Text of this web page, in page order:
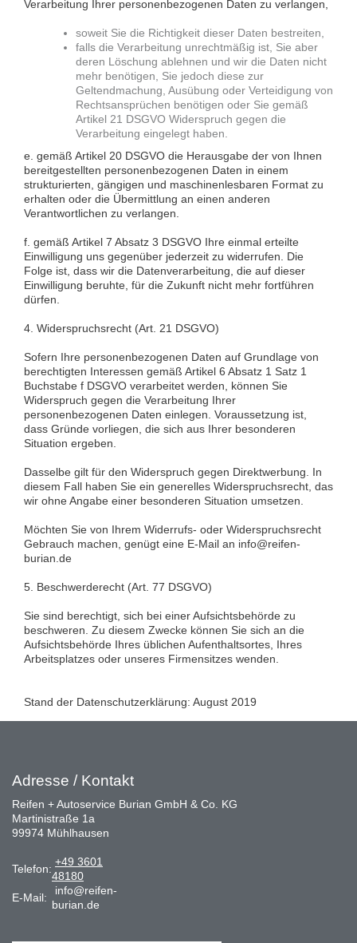
Verarbeitung Ihrer personenbezogenen Daten zu verlangen,
soweit Sie die Richtigkeit dieser Daten bestreiten,
falls die Verarbeitung unrechtmäßig ist, Sie aber
deren Löschung ablehnen und wir die Daten nicht
mehr benötigen, Sie jedoch diese zur
Geltendmachung, Ausübung oder Verteidigung von
Rechtsansprüchen benötigen oder Sie gemäß
Artikel 21 DSGVO Widerspruch gegen die
Verarbeitung eingelegt haben.
e. gemäß Artikel 20 DSGVO die Herausgabe der von Ihnen
bereitgestellten personenbezogenen Daten in einem
strukturierten, gängigen und maschinenlesbaren Format zu
erhalten oder die Übermittlung an einen anderen
Verantwortlichen zu verlangen.
f. gemäß Artikel 7 Absatz 3 DSGVO Ihre einmal erteilte
Einwilligung uns gegenüber jederzeit zu widerrufen. Die
Folge ist, dass wir die Datenverarbeitung, die auf dieser
Einwilligung beruhte, für die Zukunft nicht mehr fortführen
dürfen.
4. Widerspruchsrecht (Art. 21 DSGVO)
Sofern Ihre personenbezogenen Daten auf Grundlage von
berechtigten Interessen gemäß Artikel 6 Absatz 1 Satz 1
Buchstabe f DSGVO verarbeitet werden, können Sie
Widerspruch gegen die Verarbeitung Ihrer
personenbezogenen Daten einlegen. Voraussetzung ist,
dass Gründe vorliegen, die sich aus Ihrer besonderen
Situation ergeben.
Dasselbe gilt für den Widerspruch gegen Direktwerbung. In
diesem Fall haben Sie ein generelles Widerspruchsrecht, das
wir ohne Angabe einer besonderen Situation umsetzen.
Möchten Sie von Ihrem Widerrufs- oder Widerspruchsrecht
Gebrauch machen, genügt eine E-Mail an info@reifen-
burian.de
5. Beschwerderecht (Art. 77 DSGVO)
Sie sind berechtigt, sich bei einer Aufsichtsbehörde zu
beschweren. Zu diesem Zwecke können Sie sich an die
Aufsichtsbehörde Ihres üblichen Aufenthaltsortes, Ihres
Arbeitsplatzes oder unseres Firmensitzes wenden.
Stand der Datenschutzerklärung: August 2019
Adresse / Kontakt
Reifen + Autoservice Burian GmbH & Co. KG
Martinistraße 1a
99974 Mühlhausen
Telefon:
+49 3601
48180
E-Mail:
info@reifen-
burian.de